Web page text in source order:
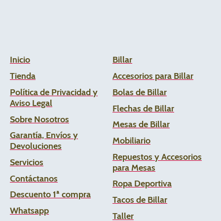
Inicio
Tienda
Política de Privacidad y
Aviso Legal
Sobre Nosotros
Garantía, Envíos y
Devoluciones
Servicios
Contáctanos
Descuento 1ª compra
Whatsapp
Billar
Accesorios para Billar
Bolas de Billar
Flechas de Billar
Mesas de Billar
Mobiliario
Repuestos y Accesorios
para Mesas
Ropa Deportiva
Tacos de Billar
Taller